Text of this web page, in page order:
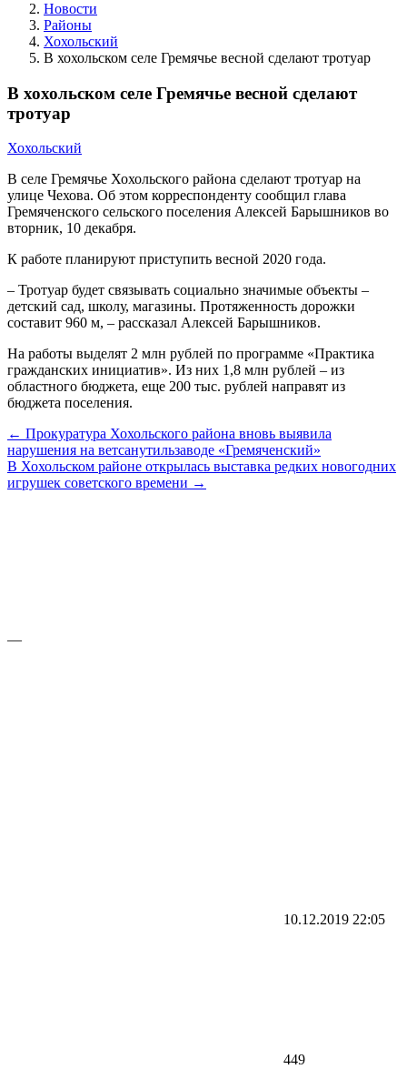
Новости
Районы
Хохольский
В хохольском селе Гремячье весной сделают тротуар
В хохольском селе Гремячье весной сделают
тротуар
Хохольский
В селе Гремячье Хохольского района сделают тротуар на
улице Чехова. Об этом корреспонденту сообщил глава
Гремяченского сельского поселения Алексей Барышников во
вторник, 10 декабря.
К работе планируют приступить весной 2020 года.
– Тротуар будет связывать социально значимые объекты –
детский сад, школу, магазины. Протяженность дорожки
составит 960 м, – рассказал Алексей Барышников.
На работы выделят 2 млн рублей по программе «Практика
гражданских инициатив». Из них 1,8 млн рублей – из
областного бюджета, еще 200 тыс. рублей направят из
бюджета поселения.
← Прокуратура Хохольского района вновь выявила
нарушения на ветсанутильзаводе «Гремяченский»
В Хохольском районе открылась выставка редких новогодних
игрушек советского времени →
—
10.12.2019 22:05
449